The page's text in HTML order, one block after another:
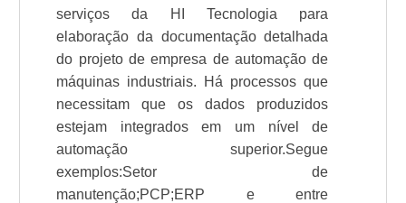
serviços da HI Tecnologia para
elaboração da documentação detalhada
do projeto de empresa de automação de
máquinas industriais. Há processos que
necessitam que os dados produzidos
estejam integrados em um nível de
automação superior.Segue
exemplos:Setor de
manutenção;PCP;ERP e entre